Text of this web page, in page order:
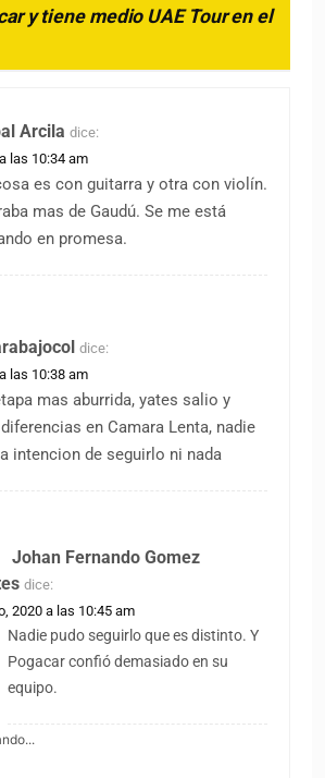
y tiene medio UAE Tour en el
Arcila dice:
las 10:34 am
es con guitarra y otra con violín.
mas de Gaudú. Se me está
en promesa.
dice:
las 10:38 am
mas aburrida, yates salio y
en Camara Lenta, nadie
intencion de seguirlo ni nada
Johan Fernando Gomez
dice:
2020 a las 10:45 am
Nadie pudo seguirlo que es distinto. Y
Pogacar confió demasiado en su
equipo.